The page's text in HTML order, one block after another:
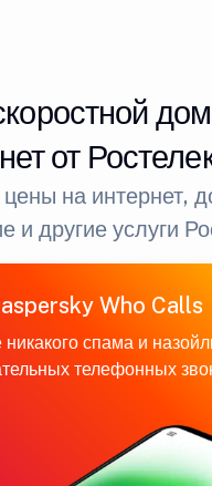
от
на интернет,
и другие услуги
Who Calls
спама и
телефонных